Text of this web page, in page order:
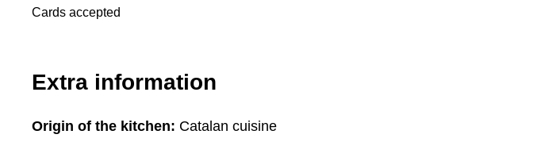
Cards accepted
Extra information
Origin of the kitchen: Catalan cuisine